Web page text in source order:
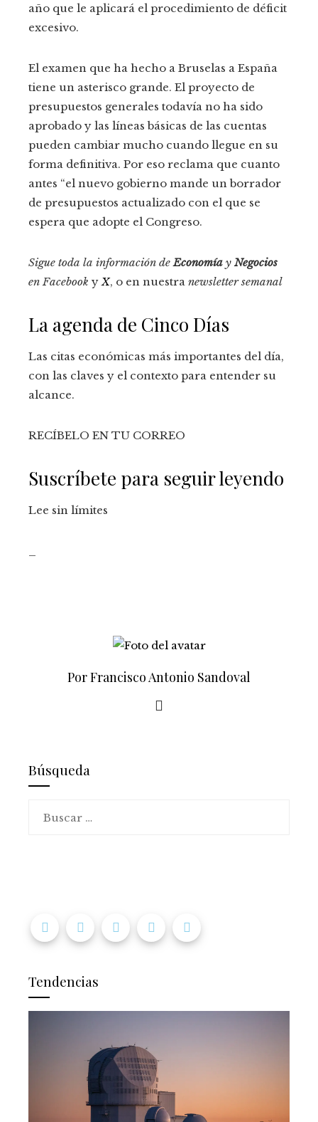
año que le aplicará el procedimiento de déficit
excesivo.
El examen que ha hecho a Bruselas a España
tiene un asterisco grande. El proyecto de
presupuestos generales todavía no ha sido
aprobado y las líneas básicas de las cuentas
pueden cambiar mucho cuando llegue en su
forma definitiva. Por eso reclama que cuanto
antes “el nuevo gobierno mande un borrador
de presupuestos actualizado con el que se
espera que adopte el Congreso.
Sigue toda la información deEconomía y Negocios
enFacebook yX, o en nuestra newsletter semanal
La agenda de Cinco Días
Las citas económicas más importantes del día,
con las claves y el contexto para entender su
alcance.
RECÍBELO EN TU CORREO
Suscríbete para seguir leyendo
Lee sin límites
Por Francisco Antonio Sandoval
Búsqueda
Tendencias